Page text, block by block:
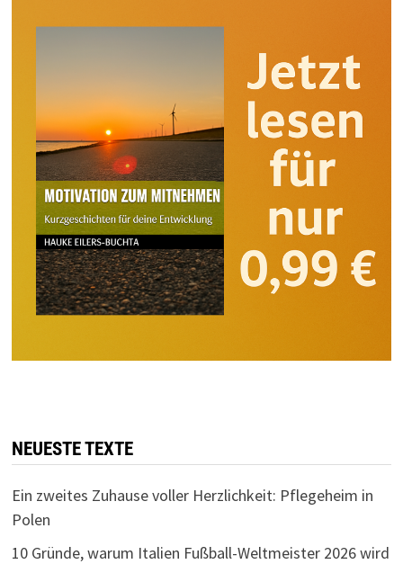
NEUESTE TEXTE
Ein zweites Zuhause voller Herzlichkeit: Pflegeheim in
Polen
10 Gründe, warum Italien Fußball-Weltmeister 2026 wird